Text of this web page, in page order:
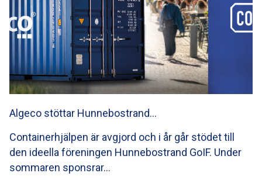
Algeco stöttar Hunnebostrand…
Containerhjälpen är avgjord och i år går stödet till
den ideella föreningen Hunnebostrand GoIF. Under
sommaren sponsrar…